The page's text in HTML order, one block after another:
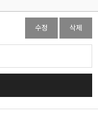
수정 삭제